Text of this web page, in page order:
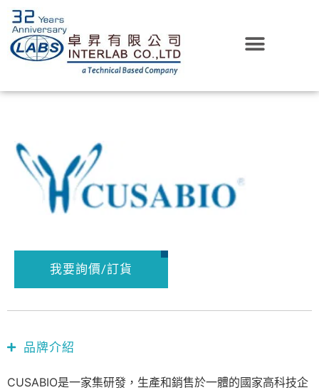
我要詢價/訂貨
品牌介紹
CUSABIO是一家集研發，生產和銷售於一體的國家高科技企